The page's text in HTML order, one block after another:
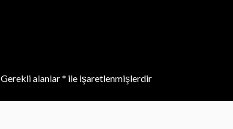
Gerekli alanlar* ile işaretlenmişlerdir